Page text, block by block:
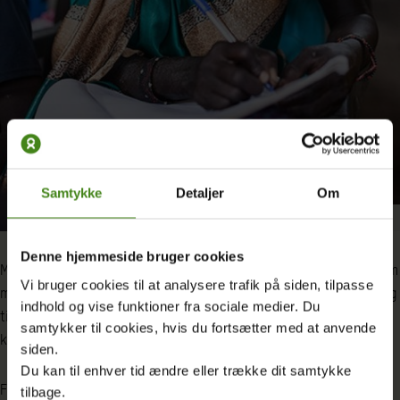
Samtykke Detaljer Om
Denne hjemmeside bruger cookies
Vi bruger cookies til at analysere trafik på siden, tilpasse
indhold og vise funktioner fra sociale medier. Du
samtykker til cookies, hvis du fortsætter med at anvende
siden.
Du kan til enhver tid ændre eller trække dit samtykke
tilbage.
Rebecca Nyaguen Madol – Ganyiel, Sydsudan Foto: William Vest-Lillesøe
Men da Oxfam Danmark startede ALP-klasserne, hvor voksne som
mig kan gå, snakkede jeg med min mand, og han opfordrede mig
til at begynde igen. Han kunne se, hvordan de uddannede
kvinder hjalp til i byen.
For to år siden startede jeg i skole igen. Jeg var 29 år og kunne